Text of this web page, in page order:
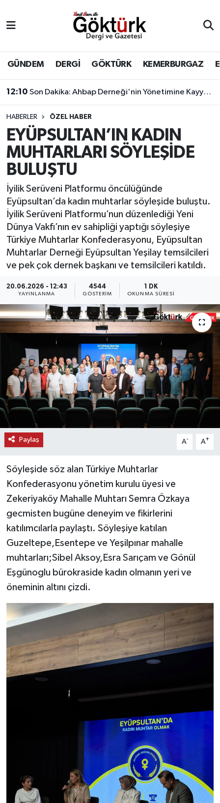
GÜNDEM DERGİ GÖKTÜRK KEMERBURGAZ
12:10 Son Dakika: Ahbap Derneği'nin Yönetimine Kayyum Atandı
HABERLER ÖZEL HABER
EYÜPSULTAN’IN KADIN
MUHTARLARI SÖYLEŞİDE
BULUŞTU
İyilik Serüveni Platformu öncülüğünde
Eyüpsultan’da kadın muhtarlar söyleşide buluştu.
İyilik Serüveni Platformu’nun düzenlediği Yeni
Dünya Vakfı’nın ev sahipliği yaptığı söyleşiye
Türkiye Muhtarlar Konfederasyonu, Eyüpsultan
Muhtarlar Derneği Eyüpsultan Yeşilay temsilcileri
ve pek çok dernek başkanı ve temsilcileri katıldı.
20.06.2026 - 12:43
YAYINLANMA
4544
GÖSTERIM
1 DK
OKUNMA SÜRESI
Paylaş A- A+
Söyleşide söz alan Türkiye Muhtarlar
Konfederasyonu yönetim kurulu üyesi ve
Zekeriyaköy Mahalle Muhtarı Semra Özkaya
gecmisten bugüne deneyim ve fikirlerini
katılımcılarla paylaştı. Söyleşiye katılan
Guzeltepe,Esentepe ve Yeşilpınar mahalle
muhtarları;Sibel Aksoy,Esra Sarıçam ve Gönül
Eşgünoglu bürokraside kadın olmanın yeri ve
öneminin altını çizdi.
BİLİM
DERGİ
DÜNYA
EĞİTİM
EKONOMİ
GÖKTÜRK
GÜNDEM
KEMERBURGAZ
KÜLTÜR - SANAT
MAGAZİN
ÖZEL HABER
SPOR
TEKNOLOJİ
TİCARET
YAŞAM
Eyüpsultan Hava Durumu
Eyüpsultan Trafik Yoğunluk Haritası
Süper Lig Puan Durumu ve Fikstür
Tüm Manşetler
Son Dakika Haberleri
Haber Arşivi